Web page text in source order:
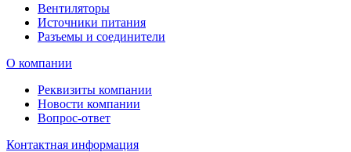
Вентиляторы
Источники питания
Разъемы и соединители
О компании
Реквизиты компании
Новости компании
Вопрос-ответ
Контактная информация